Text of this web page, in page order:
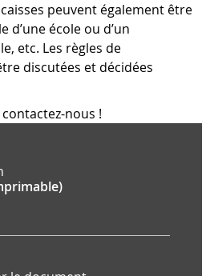
peuvent également être
d’une école ou d’un
etc. Les règles de
discutées et décidées
nous !